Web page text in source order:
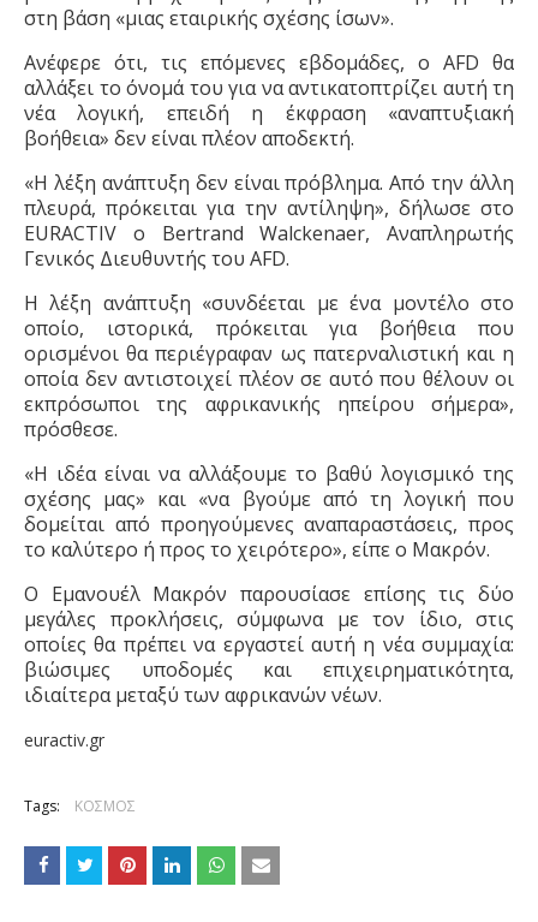
στη βάση «μιας εταιρικής σχέσης ίσων».
Ανέφερε ότι, τις επόμενες εβδομάδες, ο AFD θα
αλλάξει το όνομάτου για να αντικατοπτρίζει αυτή τη
νέαλογική, επειδή η έκφραση «αναπτυξιακή
βοήθεια» δεν είναι πλέον αποδεκτή.
«Η λέξη ανάπτυξη δεν είναι πρόβλημα. Από την άλλη
πλευρά, πρόκειται για την αντίληψη», δήλωσε στο
EURACTIV ο Bertrand Walckenaer, Αναπληρωτής
Γενικός Διευθυντής του AFD.
Η λέξη ανάπτυξη «συνδέεται με ένα μοντέλο στο
οποίο, ιστορικά, πρόκειται για βοήθεια που
ορισμένοι θα περιέγραφαν ως πατερναλιστική και η
οποία δεν αντιστοιχεί πλέον σε αυτό που θέλουν οι
εκπρόσωποι της αφρικανικής ηπείρου σήμερα»,
πρόσθεσε.
«Η ιδέα είναι να αλλάξουμε το βαθύ λογισμικό της
σχέσης μας» και «να βγούμε από τη λογική που
δομείται από προηγούμενες αναπαραστάσεις, προς
το καλύτερο ή προς το χειρότερο», είπε ο Μακρόν.
Ο Εμανουέλ Μακρόν παρουσίασε επίσης τις δύο
μεγάλες προκλήσεις, σύμφωνα με τον ίδιο, στις
οποίες θα πρέπει να εργαστεί αυτή η νέα συμμαχία:
βιώσιμες υποδομές και επιχειρηματικότητα,
ιδιαίτερα μεταξύ των αφρικανών νέων.
euractiv.gr
Tags: ΚΟΣΜΟΣ